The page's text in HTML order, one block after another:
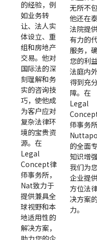
的经验，例
如业务转
让、法人实
体设立、重
组和房地产
交易。他对
国际法的深
刻理解和务
实的咨询技
巧，使他成
为客户应对
复杂法律环
境的宝贵资
源。在
Legal
Concept律
师事务所，
Nat致力于
提供兼具全
球视野和本
地适用性的
解决方案，
无所不包
他还在
法院提
有力的
服务，
您的利
法庭内
得到充
障。在
Legal
师事务所
的全面
知识增
我们为
企业提
方位法
决方案
力。